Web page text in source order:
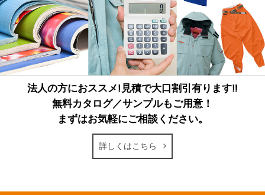
法人の方におススメ!見積で大口割引有ります‼
無料カタログ／サンプルもご用意！
まずはお気軽にご相談ください。
詳しくはこちら